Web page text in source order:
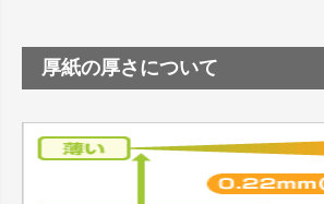
厚紙の厚さについて